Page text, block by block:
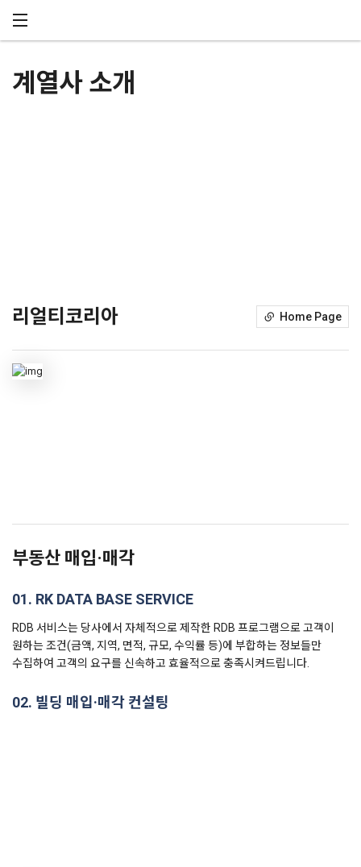
계열사 소개
리얼티코리아 Home Page
부동산 매입·매각
01. RK DATA BASE SERVICE
RDB 서비스는 당사에서 자체적으로 제작한 RDB 프로그램으로 고객이
원하는 조건(금액, 지역, 면적, 규모, 수익률 등)에 부합하는 정보들만
수집하여 고객의 요구를 신속하고 효율적으로 충족시켜드립니다.
02. 빌딩 매입·매각 컨설팅